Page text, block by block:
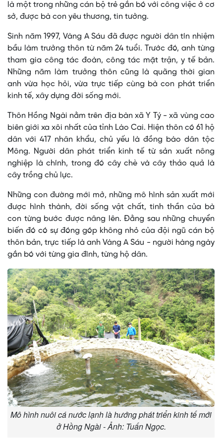
là một trong những cán bộ trẻ gắn bó với công việc ở cơ
sở, được bà con yêu thương, tin tưởng.
Sinh năm 1997, Vàng A Sáu đã được người dân tín nhiệm
bầu làm trưởng thôn từ năm 24 tuổi. Trước đó, anh từng
tham gia công tác đoàn, công tác mặt trận, y tế bản.
Những năm làm trưởng thôn cũng là quãng thời gian
anh vừa học hỏi, vừa trực tiếp cùng bà con phát triển
kinh tế, xây dựng đời sống mới.
Thôn Hồng Ngài nằm trên địa bàn xã Y Tý - xã vùng cao
biên giới xa xôi nhất của tỉnh Lào Cai. Hiện thôn có 61 hộ
dân với 417 nhân khẩu, chủ yếu là đồng bào dân tộc
Mông. Người dân phát triển kinh tế từ sản xuất nông
nghiệp là chính, trong đó cây chè và cây thảo quả là
cây trồng chủ lực.
Những con đường mới mở, những mô hình sản xuất mới
được hình thành, đời sống vật chất, tinh thần của bà
con từng bước được nâng lên. Đằng sau những chuyển
biến đó có sự đóng góp không nhỏ của đội ngũ cán bộ
thôn bản, trực tiếp là anh Vàng A Sáu - người hàng ngày
gắn bó với từng gia đình, từng hộ dân.
Mô hình nuôi cá nước lạnh là hướng phát triển kinh tế mới
ở Hồng Ngài - Ảnh: Tuấn Ngọc.